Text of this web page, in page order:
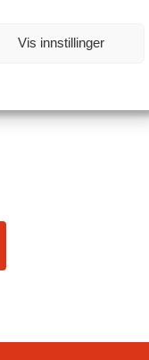
Vis innstillinger